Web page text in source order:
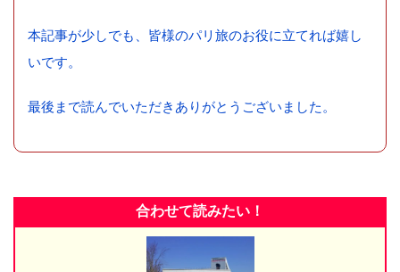
本記事が少しでも、皆様のパリ旅のお役に立てれば嬉し
いです。
最後まで読んでいただきありがとうございました。
合わせて読みたい！